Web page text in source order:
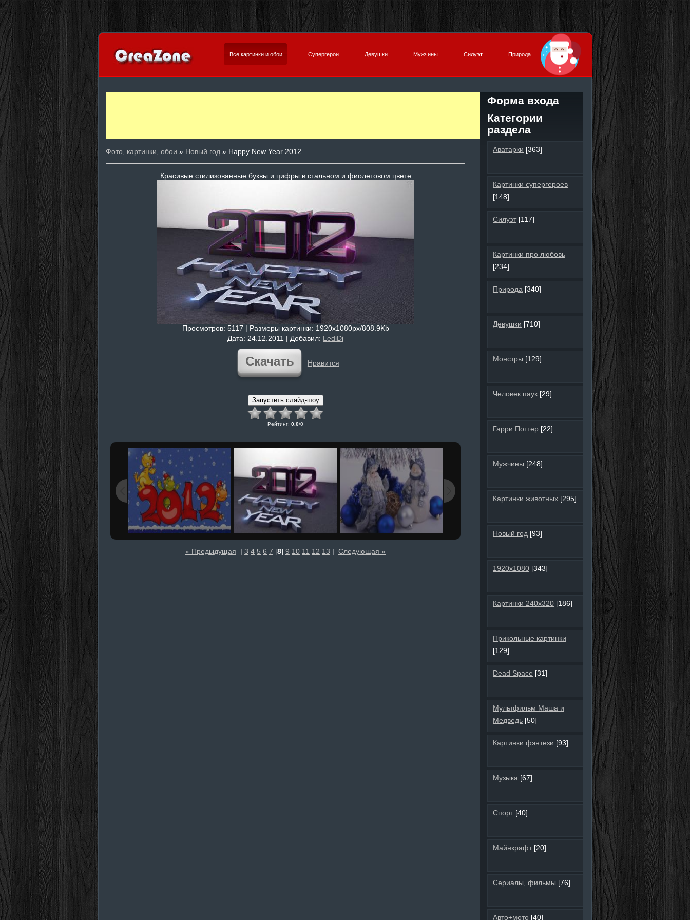
Все картинки и обои Супергерои Девушки Мужчины Силуэт Природа
Фото, картинки, обои » Новый год » Happy New Year 2012
Красивые стилизованные буквы и цифры в стальном и фиолетовом цвете
Просмотров: 5117 | Размеры картинки: 1920x1080px/808.9Kb
Дата: 24.12.2011 | Добавил: LediDi
Скачать Нравится
Рейтинг: 0.0/0
« Предыдущая | 3 4 5 6 7 [8] 9 10 11 12 13 | Следующая »
Форма входа
Категории
раздела
Аватарки [363]
Картинки супергероев
[148]
Силуэт [117]
Картинки про любовь
[234]
Природа [340]
Девушки [710]
Монстры [129]
Человек паук [29]
Гарри Поттер [22]
Мужчины [248]
Картинки животных [295]
Новый год [93]
1920х1080 [343]
Картинки 240х320 [186]
Прикольные картинки
[129]
Dead Space [31]
Мультфильм Маша и
Медведь [50]
Картинки фэнтези [93]
Музыка [67]
Спорт [40]
Майнкрафт [20]
Сериалы, фильмы [76]
Авто+мото [40]